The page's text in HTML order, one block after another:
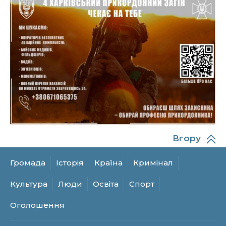
10:49
19 лип
Інтелектуальні злети та творчі перемоги:
історія успіху випускниці Вікторії Кондратенко
10:40
19 лип
Вірний присязі до останнього подиху:
підтримайте петицію про присвоєння звання
«Герой України» (посмертно) прикордоннику
Олександру Бойку
20:34
17 лип
Кохання попри все: як українці створюють сім’ї
в реаліях 2026 року
І волейбол, і хімія на “відмінно”: неймовірна
історія успіху випускниці з Краснопілля
13:27
НБУ вводить нову банкноту 2 000 грн із
зміниться для наших гаманців
13:22
Гаманець у шоці: які продукти в Україні різко
Громада Історія Країна Кримінал
Культура Люди Освіта Спорт
Оголошення
Вгору